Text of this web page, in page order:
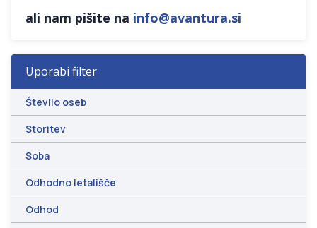
ali nam pišite na info@avantura.si
Uporabi filter
Število oseb
Storitev
Soba
Odhodno letališče
Odhod